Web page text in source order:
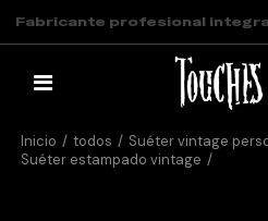
Inicio / todos / Suéter vintage
Suéter estampado vintage /